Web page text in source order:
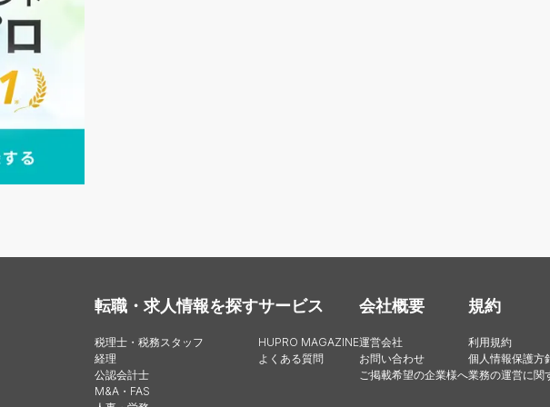
転職・求人情報を探す
税理士・税務スタッフ
経理
公認会計士
M&A・FAS
サービス
HUPRO MAGAZINE
よくある質問
会社概要
運営会社
お問い合わせ
ご掲載希望の企業様へ
規約
利用規約
個人情報保護方
業務の運営に関